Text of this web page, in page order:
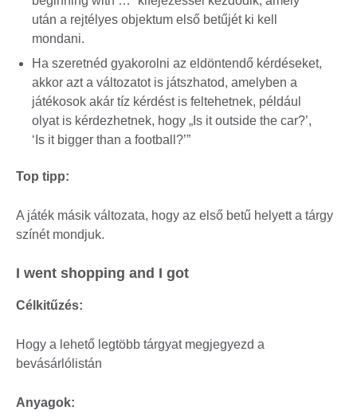
után a rejtélyes objektum első betűjét ki kell
mondani.
Ha szeretnéd gyakorolni az eldöntendő kérdéseket,
akkor azt a változatot is játszhatod, amelyben a
játékosok akár tíz kérdést is feltehetnek, például
olyat is kérdezhetnek, hogy „Is it outside the car?’,
‘Is it bigger than a football?’”
Top tipp:
A játék másik változata, hogy az első betű helyett a tárgy
színét mondjuk.
I went shopping and I got
Célkitűzés:
Hogy a lehető legtöbb tárgyat megjegyezd a
bevásárlólistán
Anyagok: